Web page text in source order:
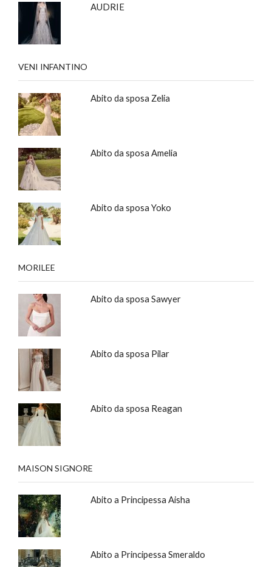
AUDRIE
VENI INFANTINO
Abito da sposa Zelia
Abito da sposa Amelia
Abito da sposa Yoko
MORILEE
Abito da sposa Sawyer
Abito da sposa Pilar
Abito da sposa Reagan
MAISON SIGNORE
Abito a Principessa Aisha
Abito a Principessa Smeraldo